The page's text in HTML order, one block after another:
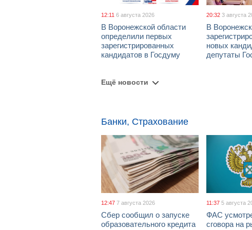
12:11 6 августа 2026
В Воронежской области
определили первых
зарегистрированных
кандидатов в Госдуму
20:32 3 августа
В
новых
депутаты
Ещё новости
Банки, Страхование
12:47 7 августа 2026
Сбер сообщил о запуске
образовательного кредита
11:37 5 августа
ФАС
сговора на